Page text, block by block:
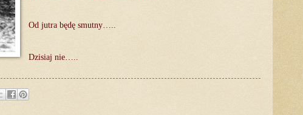
Od jutra będę smutny…..
Dzisiaj nie…..